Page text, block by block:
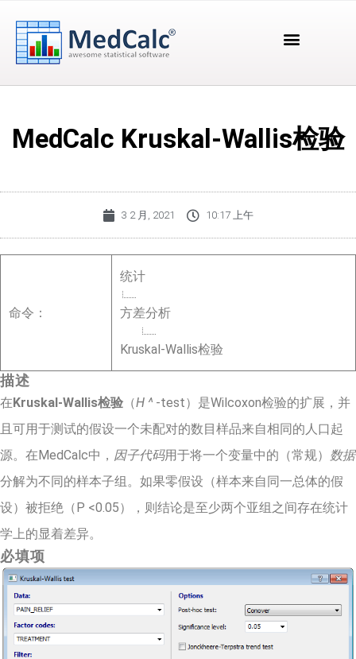
MedCalc Kruskal-Wallis检验
3 2 月, 2021 10:17 上午
命令：
统计
方差分析
Kruskal-Wallis检验
描述
在Kruskal-Wallis检验 （H ^ -test）是Wilcoxon检验的扩展，并
且可用于测试的假设一个未配对的数目样品来自相同的人口起
源。在MedCalc中， 因子代码用于将一个变量中的（常规）
数据
分解为不同的样本子组。如果零假设（样本来自同一总体的假
设）被拒绝（P <0.05），则结论是至少两个亚组之间存在统计
学上的显着差异。
必填项